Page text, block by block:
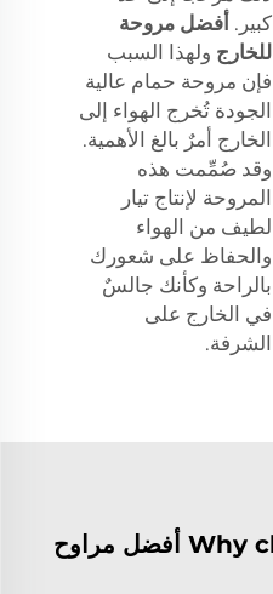
كبير. أفضل مروحة
للخارج ولهذا السبب
فإن مروحة حمام عالية
الجودة تُخرج الهواء إلى
الخارج أمرٌ بالغ الأهمية.
وقد صُمِّمت هذه
المروحة لإنتاج تيار
لطيف من الهواء
والحفاظ على شعورك
بالراحة وكأنك جالسٌ
في الخارج على
الشرفة.
Why choose FJDIAMOND أفضل مراوح